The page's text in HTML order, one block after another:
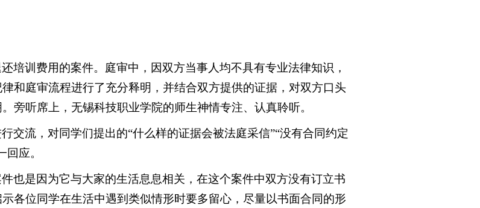
培训费用的案件。庭审中，因双方当事人均不具有专业法律知识，
和庭审流程进行了充分释明，并结合双方提供的证据，对双方口头
旁听席上，无锡科技职业学院的师生神情专注、认真聆听。
交流，对同学们提出的“什么样的证据会被法庭采信”“没有合同约定
应。
也是因为它与大家的生活息息相关，在这个案件中双方没有订立书
各位同学在生活中遇到类似情形时要多留心，尽量以书面合同的形